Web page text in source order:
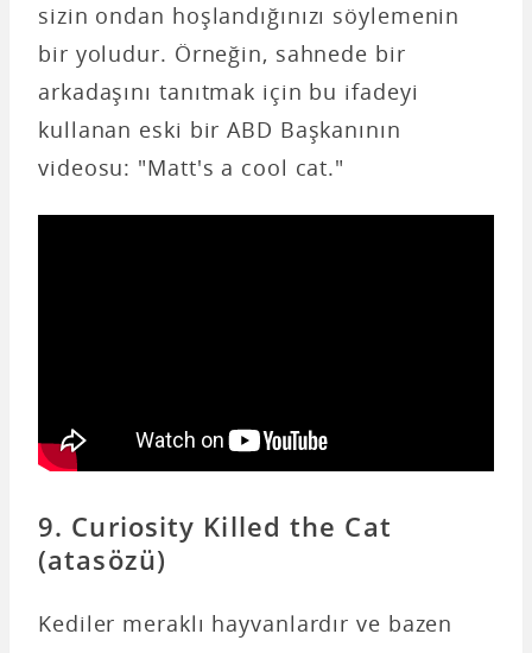
sizin ondan hoşlandığınızı söylemenin
bir yoludur. Örneğin, sahnede bir
arkadaşını tanıtmak için bu ifadeyi
kullanan eski bir ABD Başkanının
videosu: "Matt's a cool cat."
9. Curiosity Killed the Cat
(atasözü)
Kediler meraklı hayvanlardır ve bazen